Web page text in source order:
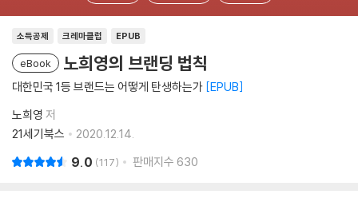
소득공제 크레마클럽 EPUB
eBook 노희영의 브랜딩 법칙
대한민국 1등 브랜드는 어떻게 탄생하는가 EPUB
노희영 저
21세기북스
2020.12.14.
9.0 117 판매지수 630